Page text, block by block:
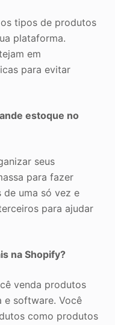
tipos de produtos
plataforma.
em
para evitar
estoque no
seus
para fazer
uma só vez e
para ajudar
na Shopify?
venda produtos
e software. Você
como produtos